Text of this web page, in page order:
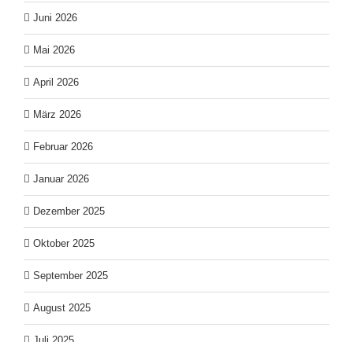
Juni 2026
Mai 2026
April 2026
März 2026
Februar 2026
Januar 2026
Dezember 2025
Oktober 2025
September 2025
August 2025